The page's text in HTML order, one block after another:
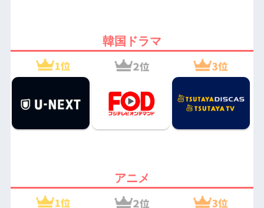
韓国ドラマ
アニメ